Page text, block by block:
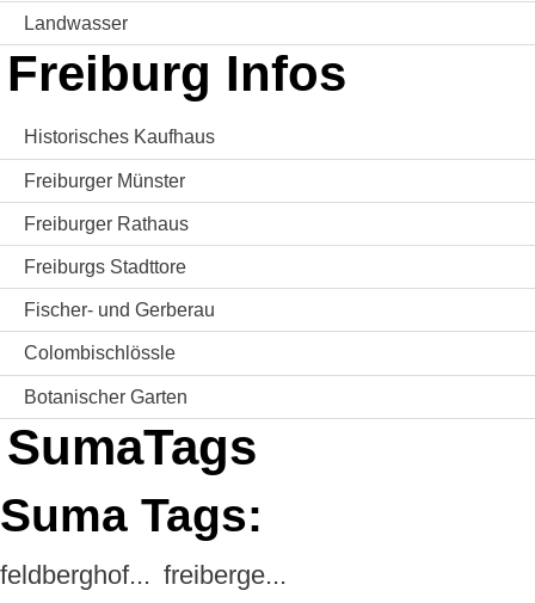
Landwasser
Freiburg Infos
Historisches Kaufhaus
Freiburger Münster
Freiburger Rathaus
Freiburgs Stadttore
Fischer- und Gerberau
Colombischlössle
Botanischer Garten
SumaTags
Suma Tags:
feldberghof... freiberge...